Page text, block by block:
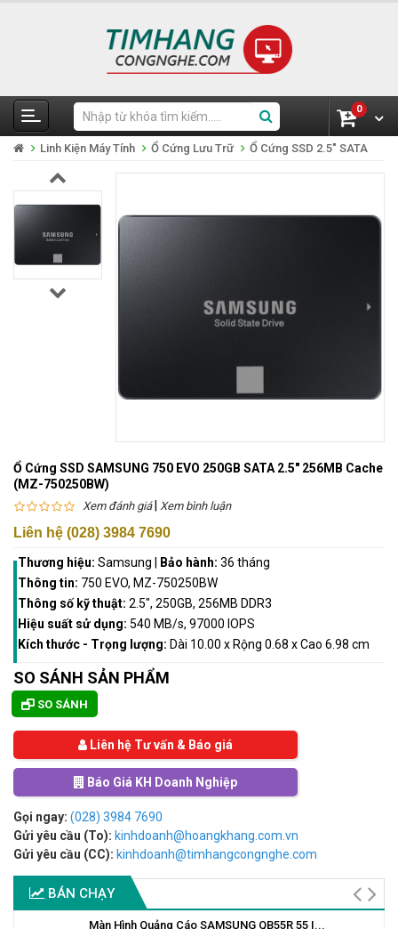
0
Linh Kiện Máy Tính Ổ Cứng Lưu Trữ Ổ Cứng SSD 2.5" SATA
Ổ Cứng SSD SAMSUNG 750 EVO 250GB SATA 2.5" 256MB Cache
(MZ-750250BW)
Xem đánh giá| Xem bình luận
Liên hệ (028) 3984 7690
Thương hiệu: Samsung Bảo hành: 36 tháng
Thông tin: 750 EVO, MZ-750250BW
Thông số kỹ thuật: 2.5", 250GB, 256MB DDR3
Hiệu suất sử dụng: 540 MB/s, 97000 IOPS
Kích thước - Trọng lượng: Dài 10.00 x Rộng 0.68 x Cao 6.98 cm
SO SÁNH SẢN PHẨM
SO SÁNH
Liên hệ Tư vấn & Báo giá
Báo Giá KH Doanh Nghiệp
Gọi ngay: (028) 3984 7690
Gửi yêu cầu (To): kinhdoanh@hoangkhang.com.vn
Gửi yêu cầu (CC): kinhdoanh@timhangcongnghe.com
BÁN CHẠY
Màn Hình Quảng Cáo SAMSUNG QB55R 55 I...